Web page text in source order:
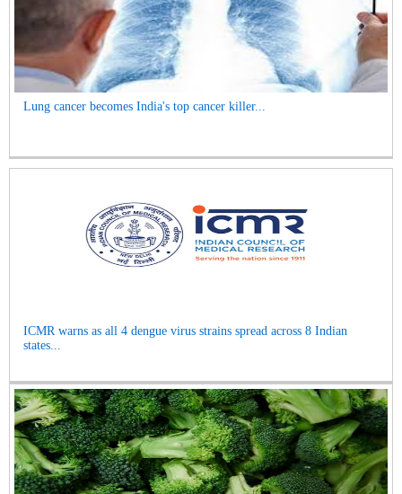
Lung cancer becomes India's top cancer killer...
ICMR warns as all 4 dengue virus strains spread across 8 Indian
states...